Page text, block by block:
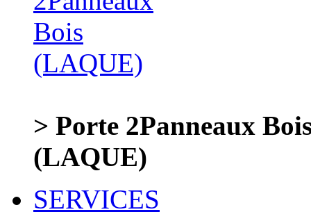
> Porte 2Panneaux
(LAQUE)
SERVICES